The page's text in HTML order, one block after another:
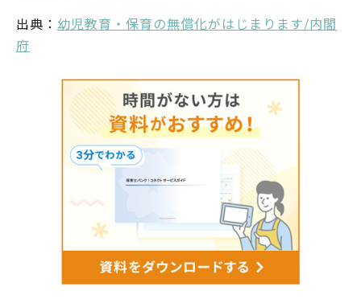
出典： 幼児教育・保育の無償化がはじまります/内閣
府